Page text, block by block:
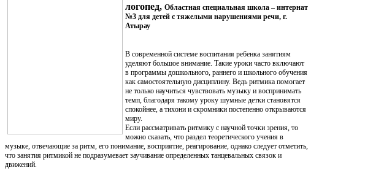
логопед, Областная специальная школа – интернат
№3 для детей с тяжелыми нарушениями речи, г.
Атырау
В современной системе воспитания ребенка занятиям
уделяют большое внимание. Такие уроки часто включают
в программы дошкольного, раннего и школьного обучения
как самостоятельную дисциплину. Ведь ритмика помогает
не только научиться чувствовать музыку и воспринимать
темп, благодаря такому уроку шумные детки становятся
спокойнее, а тихони и скромники постепенно открываются
миру.
Если рассматривать ритмику с научной точки зрения, то
можно сказать, что раздел теоретического учения в
музыке, отвечающие за ритм, его понимание, восприятие, реагирование, однако следует отметить,
что занятия ритмикой не подразумевает заучивание определенных танцевальных связок и
движений.